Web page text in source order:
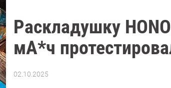
Раскладушку
мА*ч
02.10.2025